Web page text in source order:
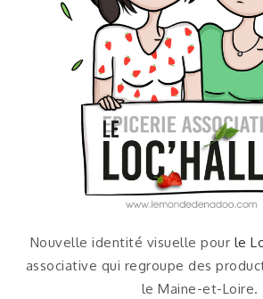
Nouvelle identité visuelle pour le
associative qui regroupe des
le Maine-et-Loire.